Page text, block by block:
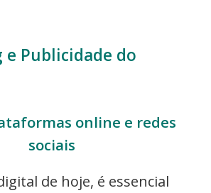
Publicidade do
online e redes
sociais
de hoje, é essencial